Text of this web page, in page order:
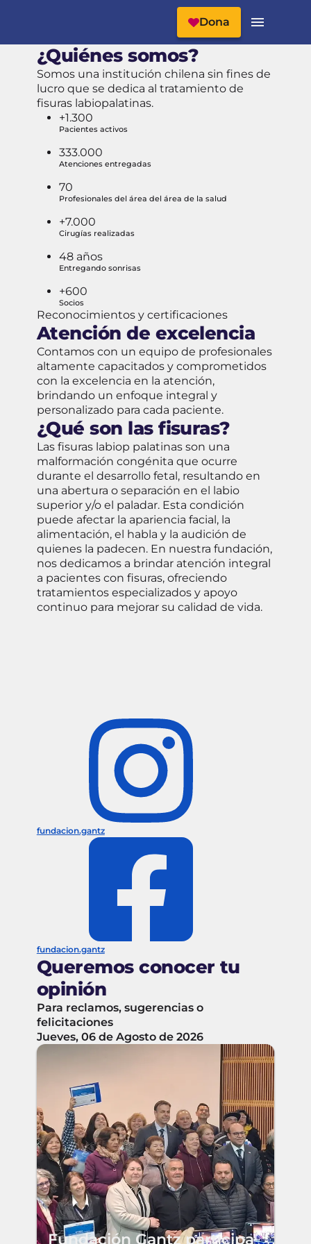
Cabecera del Sitio
Dona
¿Quiénes somos?
Somos una institución chilena sin fines de
lucro que se dedica al tratamiento de
fisuras labiopalatinas.
+1.300
Pacientes activos
333.000
Atenciones entregadas
70
Profesionales del área del área de la salud
+7.000
Cirugías realizadas
48 años
Entregando sonrisas
+600
Socios
Reconocimientos y certificaciones
Atención de excelencia
Contamos con un equipo de profesionales
altamente capacitados y comprometidos
con la excelencia en la atención,
brindando un enfoque integral y
personalizado para cada paciente.
¿Qué son las fisuras?
Las fisuras labiop palatinas son una
malformación congénita que ocurre
durante el desarrollo fetal, resultando en
una abertura o separación en el labio
superior y/o el paladar. Esta condición
puede afectar la apariencia facial, la
alimentación, el habla y la audición de
quienes la padecen. En nuestra fundación,
nos dedicamos a brindar atención integral
a pacientes con fisuras, ofreciendo
tratamientos especializados y apoyo
continuo para mejorar su calidad de vida.
fundacion.gantz
fundacion.gantz
Queremos conocer tu
opinión
Para reclamos, sugerencias o
felicitaciones
Jueves, 06 de Agosto de 2026
Fundación Gantz participa